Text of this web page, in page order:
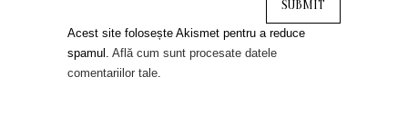
Acest site folosește Akismet pentru a reduce
spamul. Află cum sunt procesate datele
comentariilor tale.